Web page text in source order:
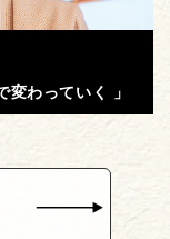
変わっていく 」